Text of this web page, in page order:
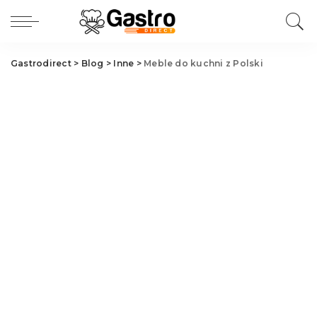
Gastrodirect> Blog > Inne > Meble do kuchni z Polski